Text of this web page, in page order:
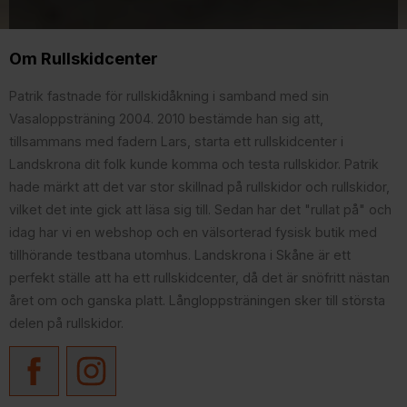
Om Rullskidcenter
Patrik fastnade för rullskidåkning i samband med sin
Vasaloppsträning 2004. 2010 bestämde han sig att,
tillsammans med fadern Lars, starta ett rullskidcenter i
Landskrona dit folk kunde komma och testa rullskidor. Patrik
hade märkt att det var stor skillnad på rullskidor och rullskidor,
vilket det inte gick att läsa sig till. Sedan har det "rullat på" och
idag har vi en webshop och en välsorterad fysisk butik med
tillhörande testbana utomhus. Landskrona i Skåne är ett
perfekt ställe att ha ett rullskidcenter, då det är snöfritt nästan
året om och ganska platt. Långloppsträningen sker till största
delen på rullskidor.